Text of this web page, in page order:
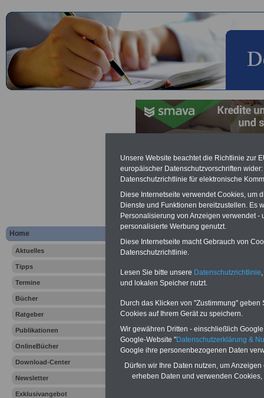
Home
Aktuelles
Tipps
Termine
Bücher
Ratgeber
Publikationen
OnlineBücher
Download-Center
Newsletter
Exklusivangebot
Lexikon
Werbung mit Banner bzw.
Schon zum Festpreis von 250
Monate können Sie einen
Websitefrauen-im-
Interesse, einfach dieses
Ihre Wünsche!
Lexikon für
F
Fahrerlaubnisentzug
Fahrtkosten
Fahrtkostenwegfall
Ferienarbeit
Fiktive
Fiktives
und
Unsere Website beachtet die Richtlinie zur
europäischer Datenschutzvorschriften
Datenschutzrichtlinie für elektronische
Diese Internetseite verwendet Cookies, um
Dienste und Funktionen bereitzustellen. Es
Personalisierung von Anzeigen verwendet
personalisierte Werbung genutzt.
Diese Internetseite macht Gebrauch von
Datenschutzrichtlinie.
Lesen Sie bitte unsere Datenschutzrichtlinie
und lokalen Speicher nutzt.
Durch das Klicken von "Zustimmung"
Cookies auf Ihrem Gerät zu speichern.
Wir gewähren Dritten - einschließlich
Google-Website "Datenschutzerklärung &
Google ihre personenbezogenen Daten
Dürfen wir Ihre Daten nutzen, um
erheben Daten und verwenden